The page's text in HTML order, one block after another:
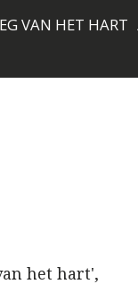
VAN HET HART
het hart',